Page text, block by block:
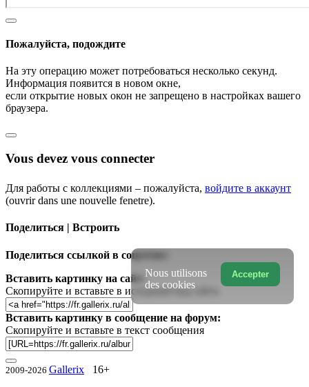
Пожалуйста, подождите
На эту операцию может потребоваться несколько секунд.
Информация появится в новом окне,
если открытие новых окон не запрещено в настройках вашего
браузера.
Vous devez vous connecter
Для работы с коллекциями – пожалуйста, войдите в аккаунт
(ouvrir dans une nouvelle fenetre).
Поделиться | Встроить
Поделиться ссылкой в соцсетях:
Вставить картинку на сайт:
Скопируйте и вставьте в исходный код сайта
Вставить картинку в сообщение на форум:
Скопируйте и вставьте в текст сообщения
2009-2026 Gallerix 16+
Accepter
Nous utilisons
des cookies